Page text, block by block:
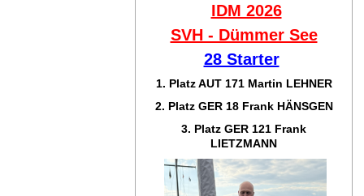
IDM 2026
SVH - Dümmer See
28 Starter
1. Platz AUT 171 Martin LEHNER
2. Platz GER 18 Frank HÄNSGEN
3. Platz GER 121 Frank
LIETZMANN